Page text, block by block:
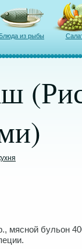
Блюда из рыбы
мясной бульон